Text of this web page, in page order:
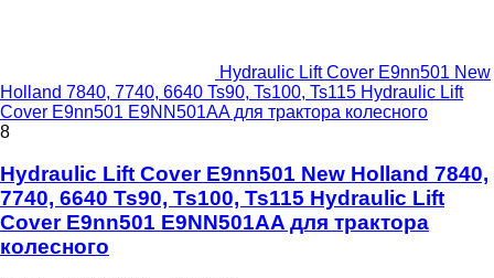
Hydraulic Lift Cover E9nn501 New
Holland 7840, 7740, 6640 Ts90, Ts100, Ts115 Hydraulic Lift
Cover E9nn501 E9NN501AA для трактора колесного
8
Hydraulic Lift Cover E9nn501 New Holland 7840,
7740, 6640 Ts90, Ts100, Ts115 Hydraulic Lift
Cover E9nn501 E9NN501AA для трактора
колесного